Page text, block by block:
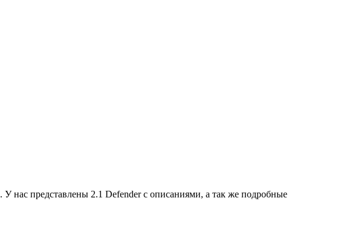
нас представлены 2.1 Defender с описаниями, а так же подробные